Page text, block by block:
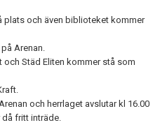
plats och även biblioteket kommer
Arenan.
Städ Eliten kommer stå som
och herrlaget avslutar kl 16.00
fritt inträde.